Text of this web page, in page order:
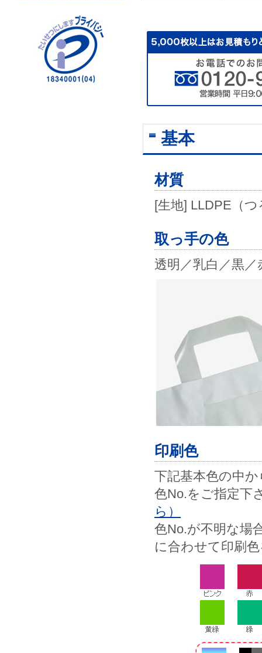
基本
材質
[生地] LLDPE（
取っ手の色
透明／乳白／黒
印刷色
下記基本色の中
色No.をご指定下
ら）
色No.が不明な場
に合わせて印刷